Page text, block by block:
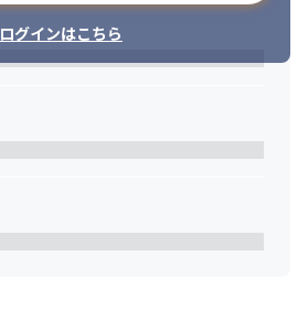
ログインはこちら